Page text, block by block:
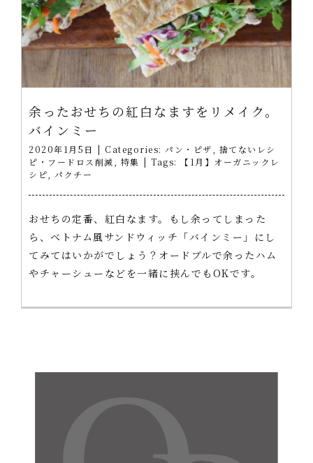
余ったおせちの紅白なますをリメイク。
バインミー
2020年1月5日 | Categories: パン・ピザ
捨てないレシ
ピ・フードロス削減
特集 | Tags:
【1月】オーガニックレ
シピ
パクチー
おせちの定番、紅白なます。もし余ってしまった
ら、ベトナム風サンドウィッチ「バインミー」にし
てみてはいかがでしょう？オードブルで余ったハム
やチャーシューなどを一緒に挟んでもOKです。